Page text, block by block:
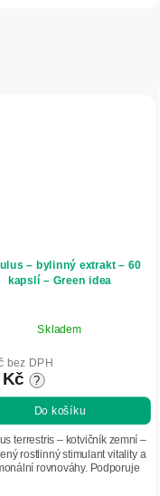
– bylinný extrakt – 60
kapslí – Green idea
Skladem
bez DPH
Kč ?
Do košíku
terrestris – kotvičník zemní –
rostlinný stimulant vitality a
rovnováhy. Podporuje